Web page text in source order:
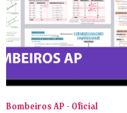
Bombeiros AP - Oficial